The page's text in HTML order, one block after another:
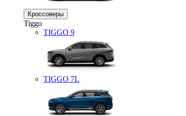
Кроссоверы
Tiggo
TIGGO 9
TIGGO 7L